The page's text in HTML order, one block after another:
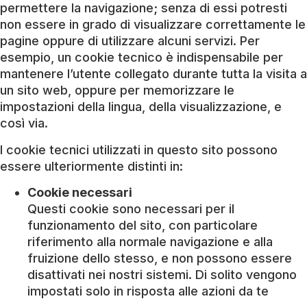
permettere la navigazione; senza di essi potresti
non essere in grado di visualizzare correttamente le
pagine oppure di utilizzare alcuni servizi. Per
esempio, un cookie tecnico è indispensabile per
mantenere l’utente collegato durante tutta la visita a
un sito web, oppure per memorizzare le
impostazioni della lingua, della visualizzazione, e
così via.
I cookie tecnici utilizzati in questo sito possono
essere ulteriormente distinti in:
Cookie necessari
Questi cookie sono necessari per il
funzionamento del sito, con particolare
riferimento alla normale navigazione e alla
fruizione dello stesso, e non possono essere
disattivati nei nostri sistemi. Di solito vengono
impostati solo in risposta alle azioni da te